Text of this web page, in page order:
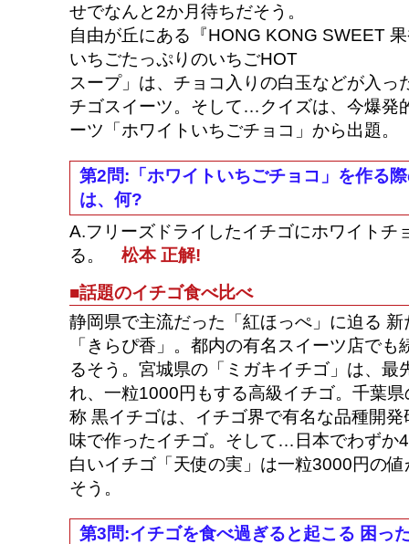
せでなんと2か月待ちだそう。
自由が丘にある『HONG KONG SWEET
いちごたっぷりのいちごHOT
スープ」は、チョコ入りの白玉などが入っ
チゴスイーツ。そして…クイズは、今爆発
ーツ「ホワイトいちごチョコ」から出題。
第2問:「ホワイトいちごチョコ」を作る
は、何?
A.フリーズドライしたイチゴにホワイトチ
る。 松本 正解!
■話題のイチゴ食べ比べ
静岡県で主流だった「紅ほっぺ」に迫る
「きらぴ香」。都内の有名スイーツ店でも
るそう。宮城県の「ミガキイチゴ」は、最
れ、一粒1000円もする高級イチゴ。千葉
称 黒イチゴは、イチゴ界で有名な品種開
味で作ったイチゴ。そして…日本でわずか
白いイチゴ「天使の実」は一粒3000円の
そう。
第3問:イチゴを食べ過ぎると起こる 困っ